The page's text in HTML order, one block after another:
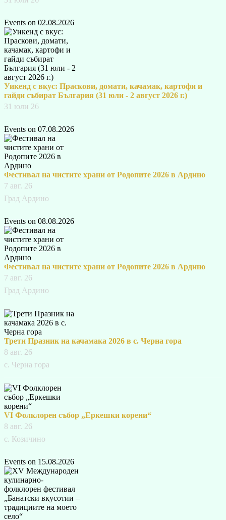
Events on 02.08.2026
Уикенд с вкус: Праскови, домати, качамак, картофи и
гайди събират България (31 юли - 2 август 2026 г.)
31 юли 26
Events on 07.08.2026
Фестивал на чистите храни от Родопите 2026 в Ардино
7 авг. 26
Град Ардино
Events on 08.08.2026
Фестивал на чистите храни от Родопите 2026 в Ардино
7 авг. 26
Град Ардино
Трети Празник на качамака 2026 в с. Черна гора
8 авг. 26
с. Черна гора
VI Фолклорен събор „Еркешки корени“
8 авг. 26
с. Козичино
Events on 15.08.2026